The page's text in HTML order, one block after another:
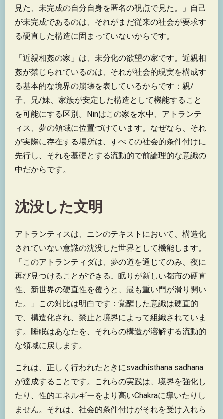
見た、未完成の自分自身を匿名の視点で見た。」自己
が未完成であるのは、それがまだ従来の社会が要求す
る硬直した構造に固まっていないからです。
「近親相姦の家」は、未分化の欲望の家です。近親相
姦が禁じられているのは、それが社会的現実を構成す
る基本的な境界の崩壊を表しているからです：親/
子、兄/妹、家族が安定した構造として機能すること
を可能にする区別。Ninはこの家を水中、アトランテ
ィス、夢の領域に位置づけています。なぜなら、それ
が実際に存在する場所は、すべての社会的条件付けに
先行し、それを基礎とする流動的で前論理的な意識の
中だからです。
沈没した文明
アトランティスは、ニンのテキストにおいて、構造化
されていない意識の沈没した世界として機能します。
「このアトランティダは、夢の道を通じてのみ、夜に
再び見つけることができる。眠りが新しい都市の硬直
性、新世界の硬直性を覆うと、最も重い門が滑り開い
た。」この対比は明白です：覚醒した意識は硬直的
で、構造化され、禁止と境界によって組織されていま
す。睡眠はあなたを、それらの構造が溶解する流動的
な領域に戻します。
これは、正しく行われたときにsvadhisthana sadhana
が達成することです。これらの実践は、境界を強化し
たり、性的エネルギーをより高いChakraに導いたりし
ません。それは、社会的条件付けがそれを受け入れら